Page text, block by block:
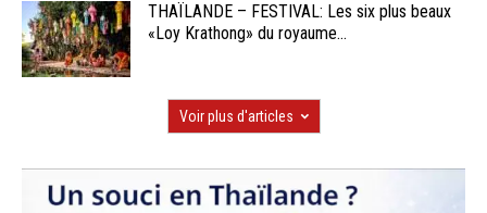
THAÏLANDE – FESTIVAL: Les six plus beaux
«Loy Krathong» du royaume...
Voir plus d'articles